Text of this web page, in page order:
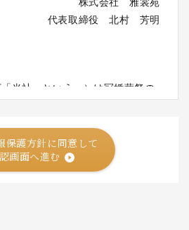
保護方針に同意して
画面へ進む